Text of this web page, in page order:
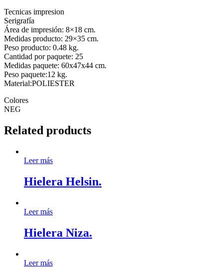
Tecnicas impresion
Serigrafía
Área de impresión: 8×18 cm.
Medidas producto: 29×35 cm.
Peso producto: 0.48 kg.
Cantidad por paquete: 25
Medidas paquete: 60x47x44 cm.
Peso paquete:12 kg.
Material:POLIESTER
Colores
NEG
Related products
Leer más
Hielera Helsin.
Leer más
Hielera Niza.
Leer más